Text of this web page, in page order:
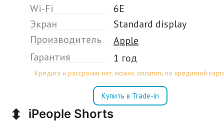
Wi-Fi
6E
Экран
Standard display
Производитель
Apple
Гарантия
1 год
Кредита и рассрочки нет, можно оплатить по кредитной
Купить в Trade-in
⬍ iPeople Shorts